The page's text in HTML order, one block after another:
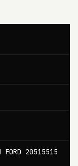
FORD 20515515